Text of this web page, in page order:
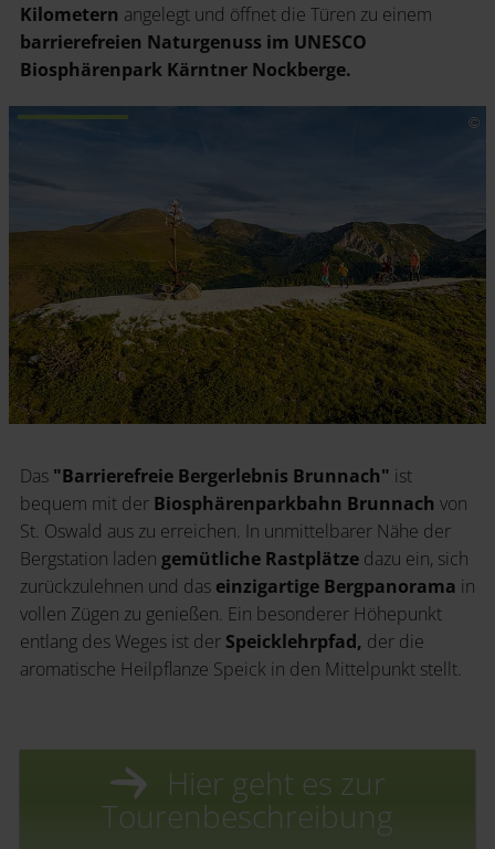
Kilometern angelegt und öffnet die Türen zu einem
barrierefreien Naturgenuss im UNESCO
Biosphärenpark Kärntner Nockberge.
.
Das "Barrierefreie Bergerlebnis Brunnach" ist
bequem mit der Biosphärenparkbahn Brunnach von
St. Oswald aus zu erreichen. In unmittelbarer Nähe der
Bergstation laden gemütliche Rastplätze dazu ein, sich
zurückzulehnen und das einzigartige Bergpanorama in
vollen Zügen zu genießen. Ein besonderer Höhepunkt
entlang des Weges ist der Speicklehrpfad, der die
aromatische Heilpflanze Speick in den Mittelpunkt stellt.
Hier geht es zur
Tourenbeschreibung